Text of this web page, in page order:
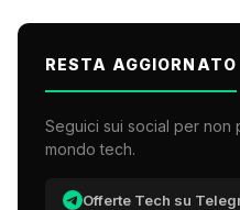
RESTA AGGIORNATO
Seguici sui social per non
mondo tech.
Offerte Tech su